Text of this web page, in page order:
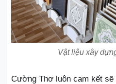
Vật liệu xây
Cường Thơ luôn cam kết sẽ